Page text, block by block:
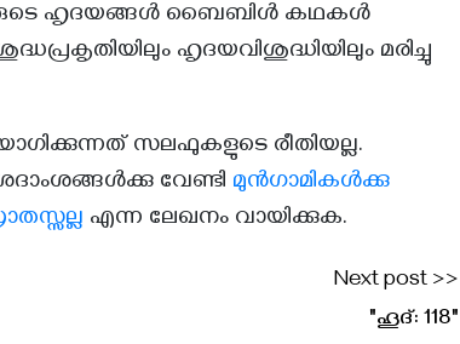
ഹൃദയങ്ങൾ ബൈബിൾ കഥകൾ
ഹൃദയവിശുദ്ധിയിലും മരിച്ചു
സലഫുകളുടെ രീതിയല്ല.
വേണ്ടി മുൻഗാമികൾക്കു
എന്ന ലേഖനം വായിക്കുക.
Next post >>
"ഹൂദ്: 118"